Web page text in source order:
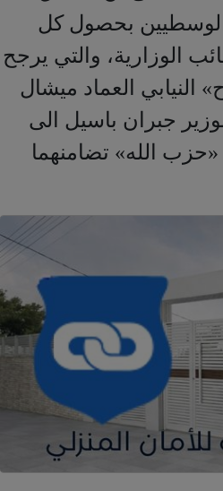
بين قوى 8 آذار و14 آذار والوسطيين بحصول كل
الوزارية، والتي يرجح
النيابي العماد ميشال
جبران باسيل الى
«حزب الله» تضامنهما
لكل المعنيين بأنه
ملتزم البقاء في الحكومة ولن ينسحب منها في حال انسحاب قوى 8
يمتنع الرئيس نبيه بري